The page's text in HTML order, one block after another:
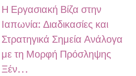
Η Εργασιακή Βίζα στην
Ιαπωνία: Διαδικασίες και
Στρατηγικά Σημεία Ανάλογα
με τη Μορφή Πρόσληψης
Ξέν…